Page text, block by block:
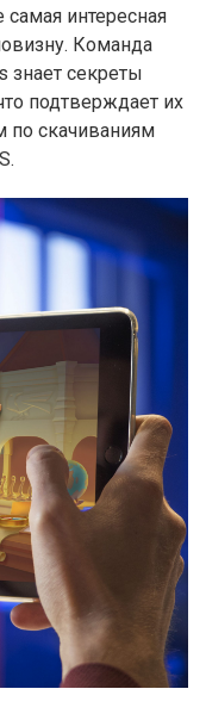
интересная
Команда
знает секреты
подтверждает их
по скачиваниям